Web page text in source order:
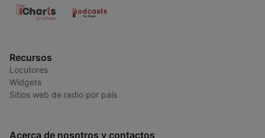
Recursos
Locutores
Widgets
Sitios web de radio por país
Acerca de nosotros y contactos